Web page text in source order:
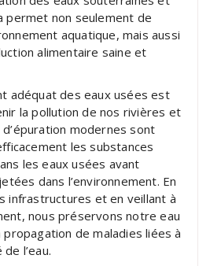
permet non seulement de
aquatique, mais aussi
alimentaire saine et
adéquat des eaux usées est
la pollution de nos rivières et
modernes sont
les substances
les eaux usées avant
dans l’environnement. En
infrastructures et en veillant à
nous préservons notre eau
de maladies liées à
l’eau.